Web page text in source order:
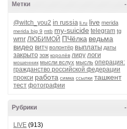
-
Метки
@witch_you2 in russia li.ru live merida
merida big 9 mtb my-suicide telegram tg
wmr ЛЮБИМОЙ ПЧёлка ведьма
видео витч волонтёр выплаты даты
закрыто зож королёв лиру логи
мошенник мысли вслух мысль операция:
гражданство российской федерации
прокси работа симка ссылки ташкент
тест фотографии
-
Рубрики
LIVE (913)